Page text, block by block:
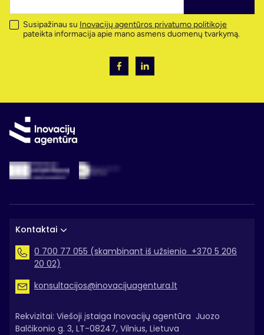
Susipažinau su Inovacijų agentūros privatumo politikoje
pateikta informacija apie mano asmens duomenų tvarkymą.
Kontaktai
0 700 77 055 (skambinant iš užsienio +370 5 206
20 02)
konsultacijos@inovacijuagentura.lt
Rekvizitai: Viešoji įstaiga Inovacijų agentūra Juozo
Balčikonio g. 3, LT-08247, Vilnius, Lietuva